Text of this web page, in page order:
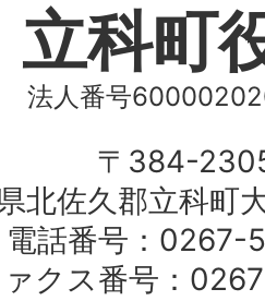
立科町
法人番号
〒384-
北佐久郡立科町
電話番号：0267-
クス番号：